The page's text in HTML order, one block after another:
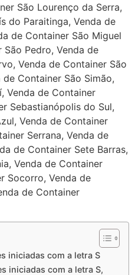
São Lourenço da Serra,
do Paraitinga, Venda de
de Container São Miguel
Pedro, Venda de
Venda de Container São
Container São Simão,
Venda de Container
Sebastianópolis do Sul,
Venda de Container
Serrana, Venda de
de Container Sete Barras,
Venda de Container
Socorro, Venda de
de Container
iniciadas com a letra S
iniciadas com a letra S,